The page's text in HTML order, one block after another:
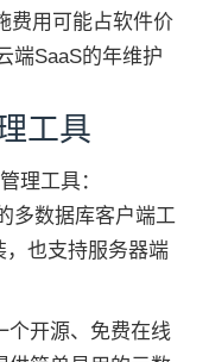
费用可能占软件价
端SaaS的年维护
工具
理工具：
多数据库客户端工
，也支持服务器端
个开源、免费在线